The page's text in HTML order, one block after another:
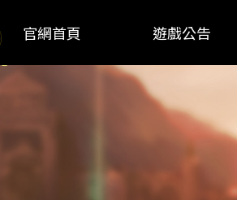
官網首頁 遊戲公告